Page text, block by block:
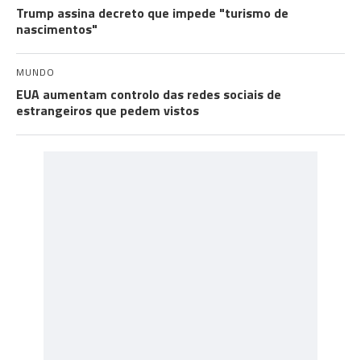
Trump assina decreto que impede "turismo de
nascimentos"
MUNDO
EUA aumentam controlo das redes sociais de
estrangeiros que pedem vistos